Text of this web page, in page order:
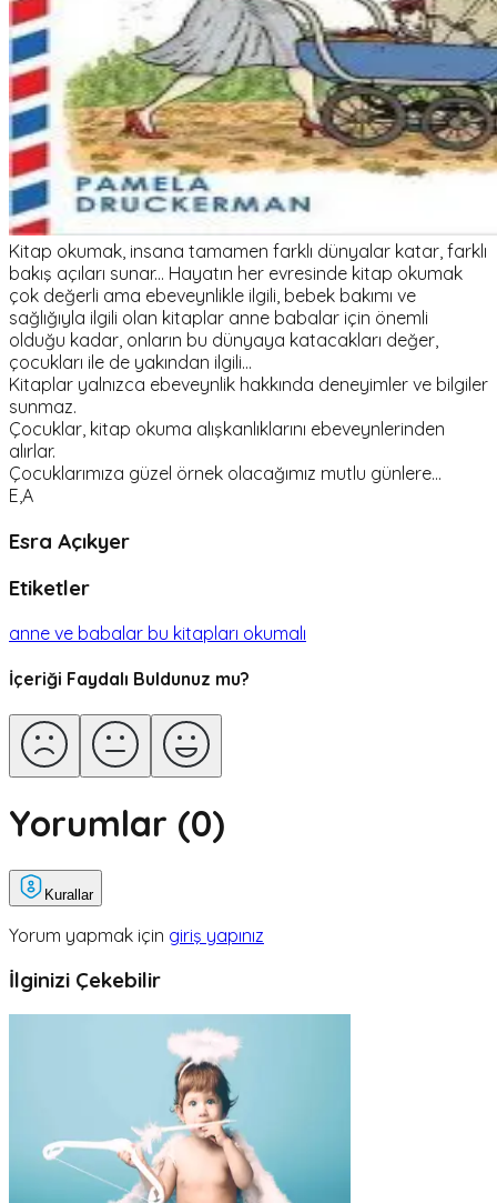
Kitap okumak, insana tamamen farklı dünyalar katar, farklı
bakış açıları sunar... Hayatın her evresinde kitap okumak
çok değerli ama ebeveynlikle ilgili, bebek bakımı ve
sağlığıyla ilgili olan kitaplar anne babalar için önemli
olduğu kadar, onların bu dünyaya katacakları değer,
çocukları ile de yakından ilgili...
Kitaplar yalnızca ebeveynlik hakkında deneyimler ve bilgiler
sunmaz.
Çocuklar, kitap okuma alışkanlıklarını ebeveynlerinden
alırlar.
Çocuklarımıza güzel örnek olacağımız mutlu günlere...
E,A
Esra Açıkyer
Etiketler
anne ve babalar bu kitapları okumalı
İçeriği Faydalı Buldunuz mu?
Yorumlar (0)
Kurallar
Yorum yapmak için giriş yapınız
İlginizi Çekebilir